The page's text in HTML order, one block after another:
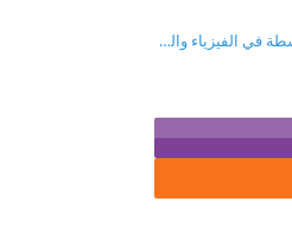
التاريخ الكيميائي لشمعة : دروس مبسطة في الفيزياء والكيمياء